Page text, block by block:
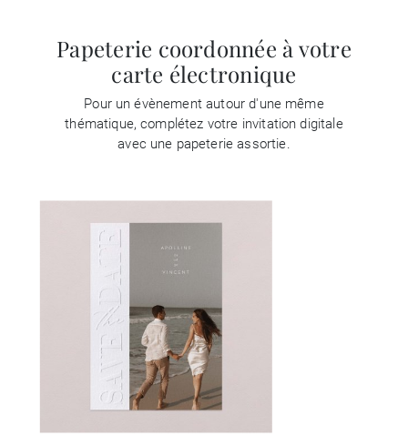
Papeterie coordonnée à votre
carte électronique
Pour un évènement autour d'une même
thématique, complétez votre invitation digitale
avec une papeterie assortie.